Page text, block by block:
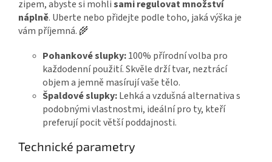
zipem, abyste si mohlisami regulovat množství
náplně. Uberte nebo přidejte podle toho, jaká výška je
vám příjemná. 🌾
Pohankové slupky:100% přírodní volba pro
každodenní použití. Skvěle drží tvar, neztrácí
objem a jemně masírují vaše tělo.
Špaldové slupky:Lehká a vzdušná alternativa s
podobnými vlastnostmi, ideální pro ty, kteří
preferují pocit větší poddajnosti.
Technické parametry